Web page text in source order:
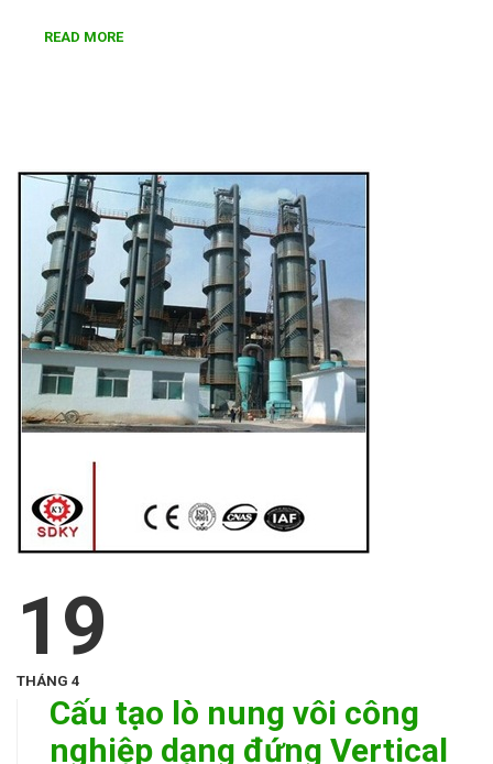
READ MORE
19
THÁNG 4
Cấu tạo lò nung vôi công
nghiệp dạng đứng Vertical